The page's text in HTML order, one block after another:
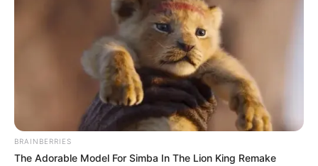
steht auf einem Berg vor dem großartigen
Panorama der Tiroler Alpenmassive. Durch sein
märchenhaftes Aussehen dürfte das Bauwerk wohl das
bekannteste Schloss Deutschlands sein. Es kann das
ganze Jahr, also auch im Winter, per Führung besichtigt
Zugspitze(8 mal gewählt)
Deutschlands höchster Berg liegt 2962
BRAINBERRIES
The Adorable Model For Simba In The Lion King Remake